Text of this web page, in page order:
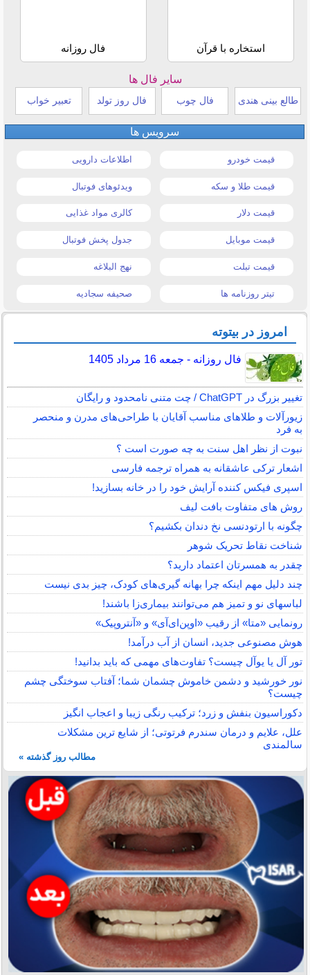
استخاره با قرآن فال روزانه
سایر فال ها
طالع بینی هندی فال چوب فال روز تولد تعبیر خواب
سرویس ها
قیمت خودرو اطلاعات دارویی
قیمت طلا و سکه ویدئوهای فوتبال
قیمت دلار کالری مواد غذایی
قیمت موبایل جدول پخش فوتبال
قیمت تبلت نهج البلاغه
تیتر روزنامه ها صحیفه سجادیه
امروز در بیتوته
فال روزانه - جمعه 16 مرداد 1405
تغییر بزرگ در ChatGPT / چت متنی نامحدود و رایگان
زیورآلات و طلاهای مناسب آقایان با طراحی‌های مدرن و منحصر
به فرد
نبوت از نظر اهل سنت به چه صورت است ؟
اشعار ترکی عاشقانه به همراه ترجمه فارسی
اسپری فیکس کننده آرایش خود را در خانه بسازید!
روش های متفاوت بافت لیف
چگونه با ارتودنسی نخ دندان بکشیم؟
شناخت نقاط تحریک شوهر
چقدر به همسرتان اعتماد دارید؟
چند دلیل مهم اینکه چرا بهانه گیری‌های کودک، چیز بدی نیست
لباس‎های نو و تمیز هم می‌توانند بیماری‌زا باشند!
رونمایی «متا» از رقیب «اوپن‌ای‌آی» و «آنتروپیک»
هوش مصنوعی جدید، انسان از آب درآمد!
تور آل یا یوآل چیست؟ تفاوت‌های مهمی که باید بدانید!
نور خورشید و دشمن خاموش چشمان شما؛ آفتاب سوختگی چشم
چیست؟
دکوراسیون بنفش و زرد؛ ترکیب رنگی زیبا و اعجاب انگیز
علل، علایم و درمان سندرم فرتوتی؛ از شایع ترین مشکلات
سالمندی
مطالب روز گذشته »